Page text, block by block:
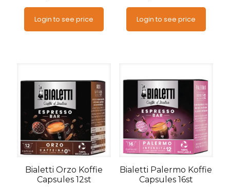
Login to see price Login to see price
Bialetti Orzo Koffie
Capsules 12st
Bialetti Palermo Koffie
Capsules 16st